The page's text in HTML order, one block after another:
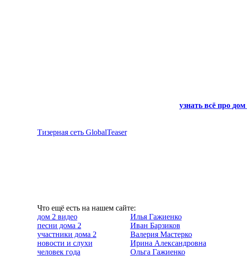
узнать всё про дом
Тизерная сеть GlobalTeaser
Что ещё есть на нашем сайте:
дом 2 видео
песни дома 2
участники дома 2
новости и слухи
человек года
Илья Гажиенко
Иван Барзиков
Валерия Мастерко
Ирина Александровна
Ольга Гажиенко